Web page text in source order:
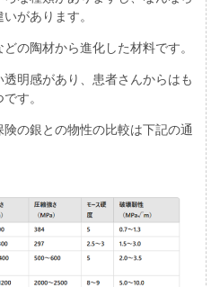
があります。
の陶材から進化した材料です。
明感があり、患者さんからはも
す。
の銀との物性の比較は下記の通